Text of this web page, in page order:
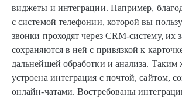
виджеты и интеграции. Например,
с системой телефонии, которой вы
звонки проходят через CRM-систему, их
сохраняются в ней с привязкой к
дальнейшей обработки и анализа. Таким
устроена интеграция с почтой, сайтом,
онлайн-чатами. Востребованы